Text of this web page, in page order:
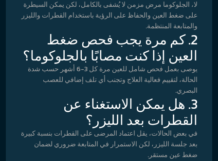
لا، الجلوكوما مرض مزمن لا يُشفى بالكامل، لكن يمكن السيطرة
على ضغط العين والحفاظ على الرؤية باستخدام القطرات والليزر
والمتابعة المنتظمة.
2. كم مرة يجب فحص ضغط
العين إذا كنت مصابًا بالجلوكوما؟
يوصى بعمل فحص شامل للعين مرة كل 3-6 أشهر حسب شدة
الحالة، لتقييم فعالية العلاج وتجنب أي تلف إضافي للعصب
البصري.
3. هل يمكن الاستغناء عن
القطرات بعد الليزر؟
في بعض الحالات، يقل اعتماد المرضى على القطرات بنسبة كبيرة
بعد جلسة الليزر، لكن الاستمرار في المتابعة ضروري لضمان
ضغط عين مستقر.